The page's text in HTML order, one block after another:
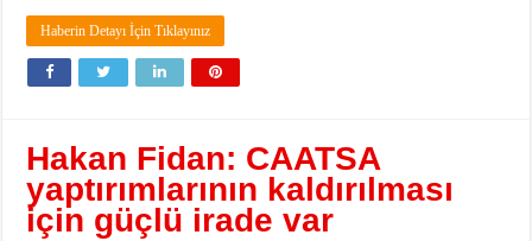
Haberin Detayı İçin Tıklayınız
Hakan Fidan: CAATSA
yaptırımlarının kaldırılması
için güçlü irade var